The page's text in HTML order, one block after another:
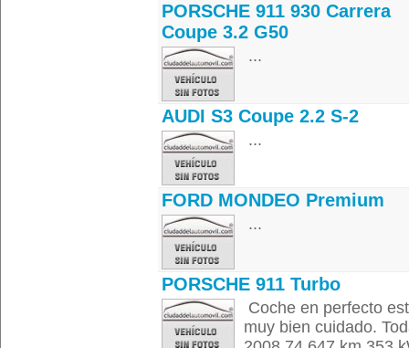
PORSCHE 911 930 Carrera
Coupe 3.2 G50
...
AUDI S3 Coupe 2.2 S-2
...
FORD MONDEO Premium
...
PORSCHE 911 Turbo
Coche en perfecto
muy bien cuidado.